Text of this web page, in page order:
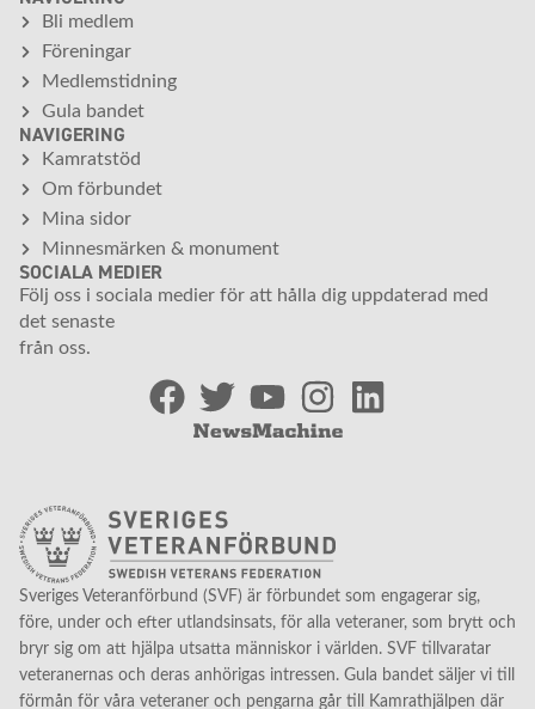
Bli medlem
Föreningar
Medlemstidning
Gula bandet
NAVIGERING
Kamratstöd
Om förbundet
Mina sidor
Minnesmärken & monument
SOCIALA MEDIER
Följ oss i sociala medier för att hålla dig uppdaterad med
det senaste
från oss.
Sveriges Veteranförbund (SVF) är förbundet som engagerar sig,
före, under och efter utlandsinsats, för alla veteraner, som brytt och
bryr sig om att hjälpa utsatta människor i världen. SVF tillvaratar
veteranernas och deras anhörigas intressen. Gula bandet säljer vi till
förmån för våra veteraner och pengarna går till Kamrathjälpen där